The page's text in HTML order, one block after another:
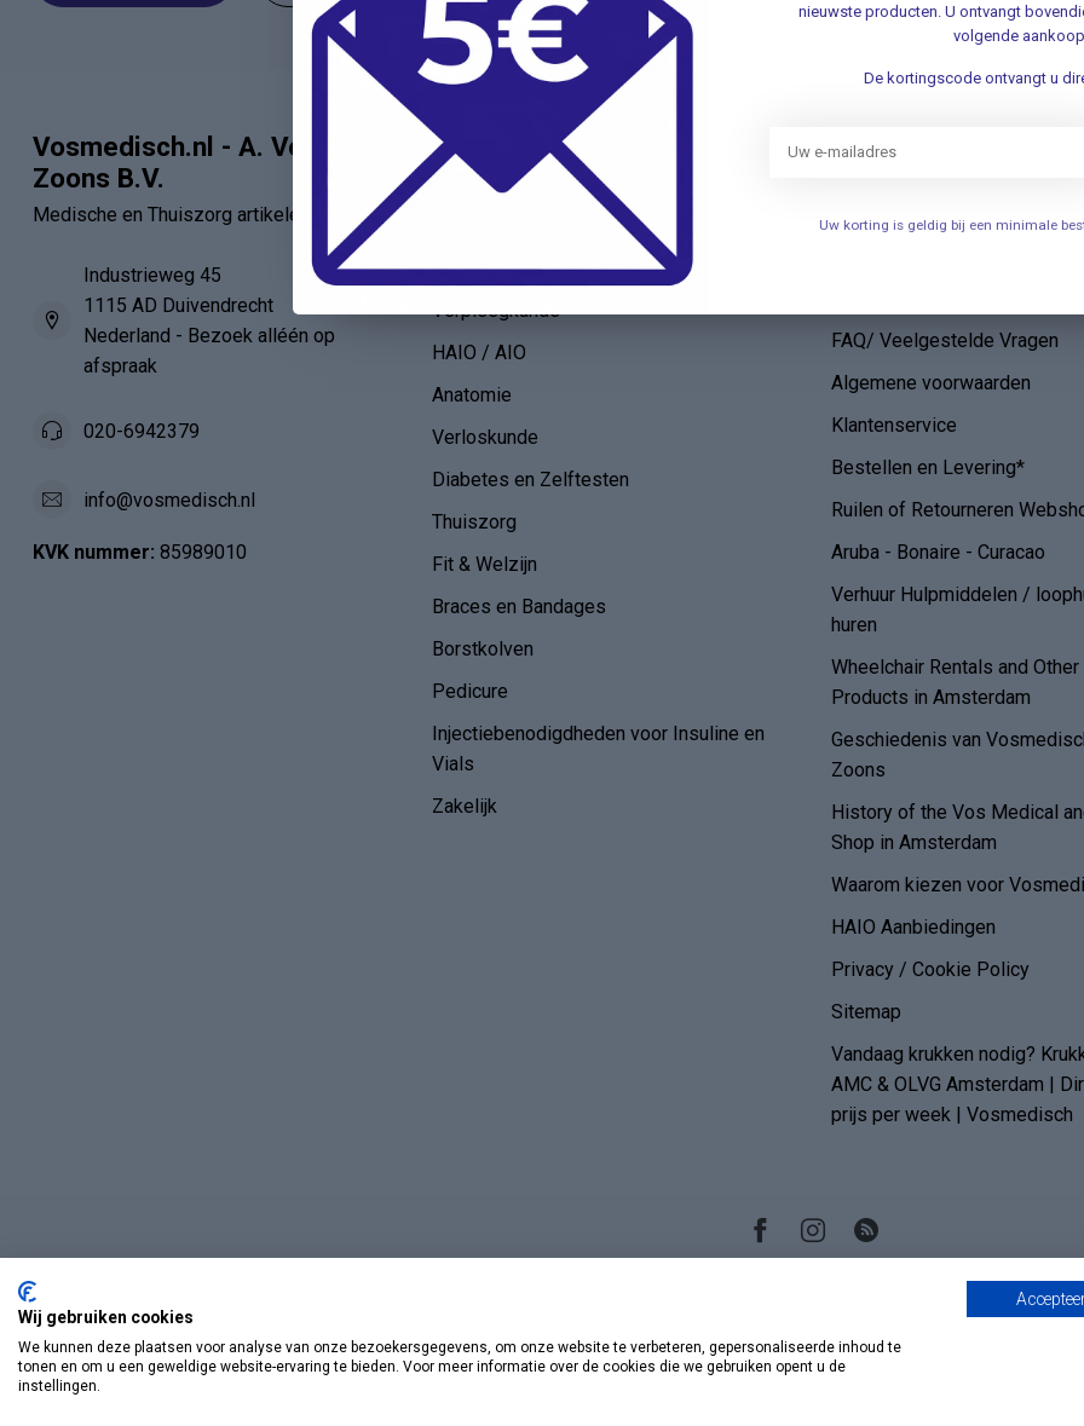
Vosmedisch.nl - A. Vos en
Zoons B.V.
Medische en Thuiszorg artikelen
Industrieweg 45
1115 AD Duivendrecht
Nederland - Bezoek alléén op
afspraak
020-6942379
info@vosmedisch.nl
KVK nummer: 85989010
Categorieën
Artsen
EHBO - BHV
Verpleegkunde
HAIO / AIO
Anatomie
Verloskunde
Diabetes en Zelftesten
Thuiszorg
Fit & Welzijn
Braces en Bandages
Borstkolven
Pedicure
Injectiebenodigdheden voor Insuline en
Vials
Zakelijk
Informatie
Openingstijden
FAQ/ Veelgestelde Vragen
Algemene voorwaarden
Klantenservice
Bestellen en Levering*
Ruilen of Retourneren
Aruba - Bonaire - Curacao
Verhuur Hulpmiddelen /
huren
Wheelchair Rentals and Other
Products in Amsterdam
Geschiedenis van
Zoons
History of the Vos Medical
Shop in Amsterdam
Waarom kiezen voor
HAIO Aanbiedingen
Privacy / Cookie Policy
Sitemap
Vandaag krukken nodig?
AMC & OLVG Amsterdam |
prijs per week | Vosmedisch
© Copyright 2026 Vosmedisch.nl - A. Vos en Zoons B.V.
Wij gebruiken cookies
We kunnen deze plaatsen voor analyse van onze bezoekersgegevens, om onze website te verbeteren, gepersonaliseerde inhoud te
tonen en om u een geweldige website-ervaring te bieden. Voor meer informatie over de cookies die we gebruiken opent u de
instellingen.
nieuwste producten. U ontvangt
volgende aankoop.
De kortingscode ontvangt u
Uw korting is geldig bij een minimale